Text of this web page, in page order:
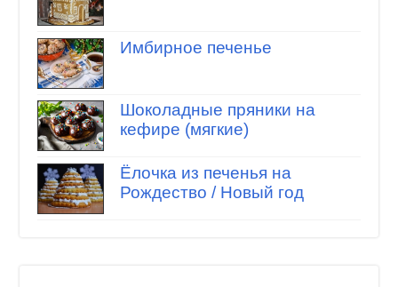
Имбирное печенье
Шоколадные пряники на
кефире (мягкие)
Ёлочка из печенья на
Рождество / Новый год